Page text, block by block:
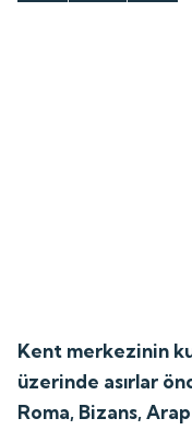
Kent merkezinin
üzerinde asırlar
Roma, Bizans,